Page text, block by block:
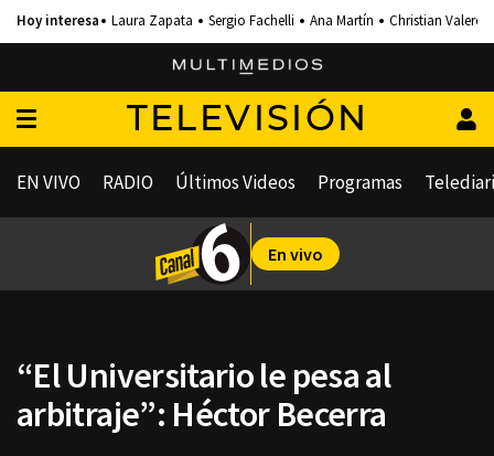
Laura Zapata Sergio Fachelli Ana Martín Christian Valero
TELEVISIÓN
EN VIVO RADIO Últimos Videos Programas
En vivo
“El Universitario le pesa al
arbitraje”: Héctor Becerra